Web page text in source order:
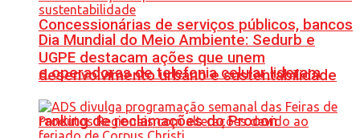
Concessionárias de serviços públicos, bancos
e operadoras de telefonia celular lideram
ranking de reclamações do Procon
Dia Mundial do Meio Ambiente: Sedurb e
UGPE destacam ações que unem
desenvolvimento urbano e sustentabilidade